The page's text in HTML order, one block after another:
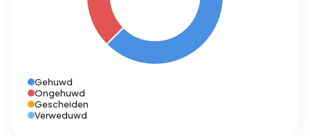
Gehuwd
Ongehuwd
Gescheiden
Verweduwd